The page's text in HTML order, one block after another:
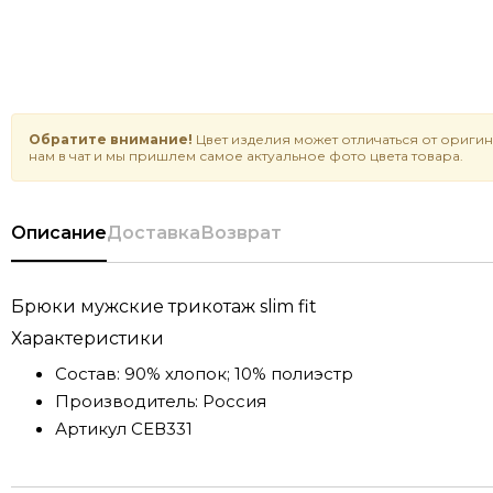
Обратите внимание! Цвет изделия может отличаться от
нам в чат и мы пришлем самое актуальное фото цвета товара.
ОписаниеДоставкаВозврат
Брюки мужские трикотаж slim fit
Характеристики
Состав: 90% хлопок; 10% полиэстр
Производитель: Россия
Артикул СЕВ331